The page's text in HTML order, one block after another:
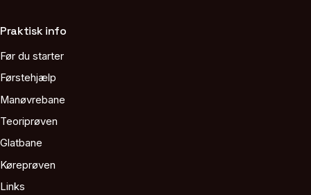
Praktisk info
Før du starter
Førstehjælp
Manøvrebane
Teoriprøven
Glatbane
Køreprøven
Links